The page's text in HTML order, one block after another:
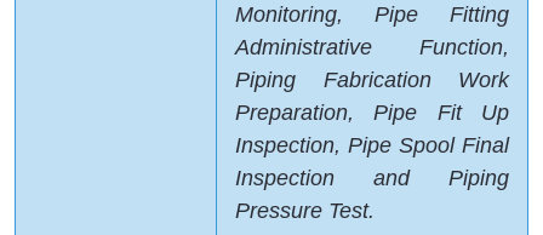
Monitoring, Pipe Fitting
Administrative
Function,
Piping Fabrication Work
Preparation, Pipe Fit Up
Inspection, Pipe Spool Final
Inspection and Piping
Pressure Test.